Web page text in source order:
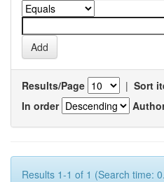
Results/Page | Sort
In order
Results 1-1 of 1 (Search time: